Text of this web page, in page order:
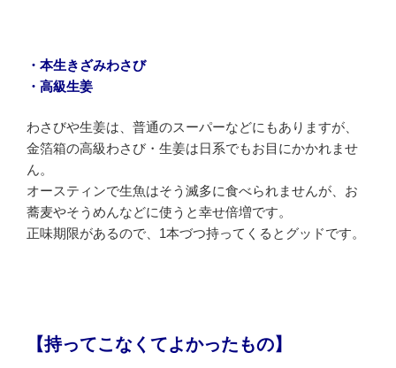
・本生きざみわさび
・高級生姜
わさびや生姜は、普通のスーパーなどにもありますが、
金箔箱の高級わさび・生姜は日系でもお目にかかれませ
ん。
オースティンで生魚はそう滅多に食べられませんが、お
蕎麦やそうめんなどに使うと幸せ倍増です。
正味期限があるので、1本づつ持ってくるとグッドです。
【持ってこなくてよかったもの】